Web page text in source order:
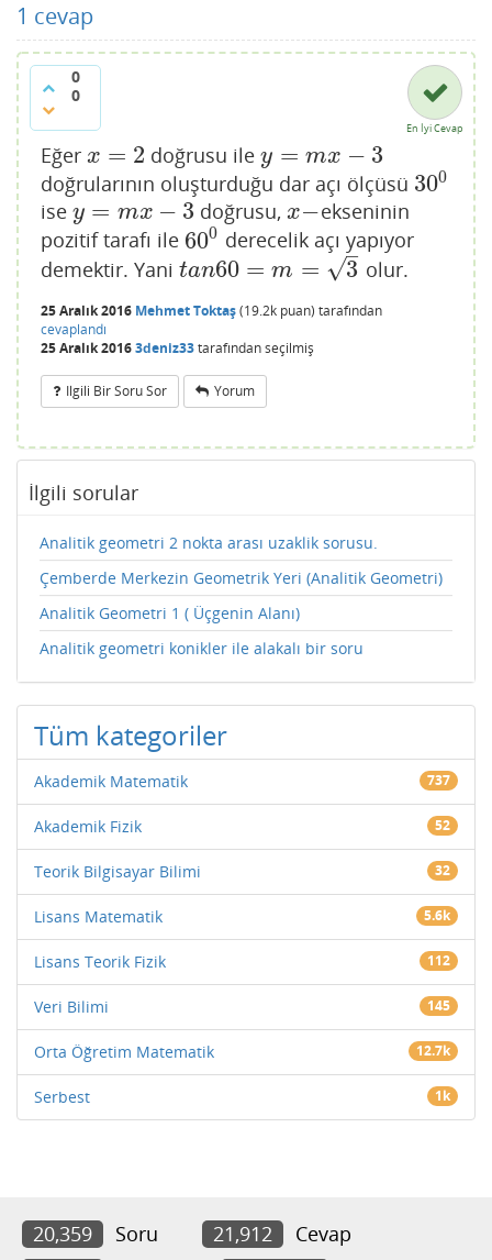
1 cevap
0
0
En İyi Cevap
Eğer x = 2
x= 2 doğrusu iley = mx − 3
y=m x−3
doğrularının oluşturduğu dar açı ölçüsü 300
300
ise y = mx − 3
y=m x−3 doğrusu,x−
x− ekseninin
pozitif tarafı ile 600
600 derecelik açı yapıyor
demektir. Yani tan60 = m = 3
–
√
tan60= m= 3 olur.
25 Aralık 2016 Mehmet Toktaş(19.2k puan) tarafından
cevaplandı
25 Aralık 20163deniz33tarafındanseçilmiş
Ilgili Bir Soru Sor Yorum
İlgili sorular
Analitik geometri 2 nokta arası uzaklik sorusu.
Çemberde Merkezin Geometrik Yeri (Analitik Geometri)
Analitik Geometri 1 ( Üçgenin Alanı)
Analitik geometri konikler ile alakalı bir soru
Tüm kategoriler
Akademik Matematik 737
Akademik Fizik 52
Teorik Bilgisayar Bilimi 32
Lisans Matematik 5.6k
Lisans Teorik Fizik 112
Veri Bilimi 145
Orta Öğretim Matematik 12.7k
Serbest 1k
20,359 Soru 21,912
Cevap